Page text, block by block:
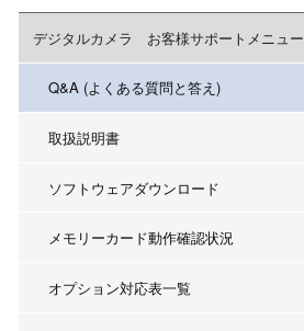
デジタルカメラ お客様サポートメニュー
Q&A (よくある質問と答え)
取扱説明書
ソフトウェアダウンロード
メモリーカード動作確認状況
オプション対応表一覧